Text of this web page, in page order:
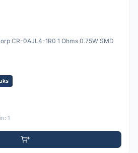
CR-0AJL4-1R0 1 Ohms 0.75W SMD
1